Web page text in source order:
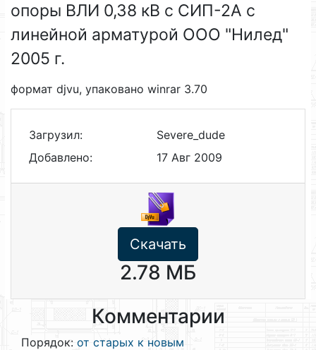
опоры ВЛИ 0,38 кВ с СИП-2А с
линейной арматурой ООО "Нилед"
2005 г.
формат djvu, упаковано winrar 3.70
Загрузил:
Severe_dude
Добавлено:
17 Авг 2009
Скачать
2.78 МБ
Комментарии
Порядок: от старых к новым